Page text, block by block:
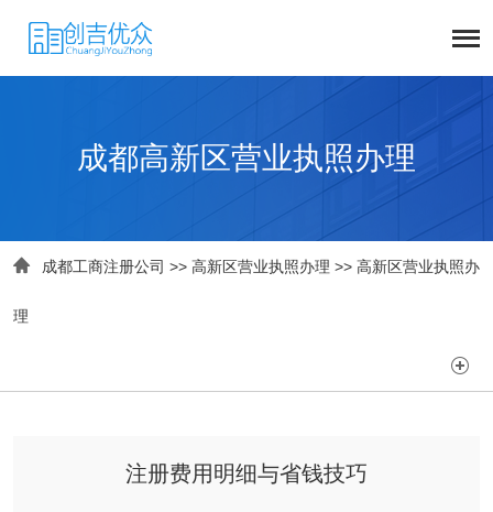
成都高新区营业执照办理
 成都工商注册公司 >> 高新区营业执照办理 >> 高新区营业执照办
理

注册费用明细与省钱技巧